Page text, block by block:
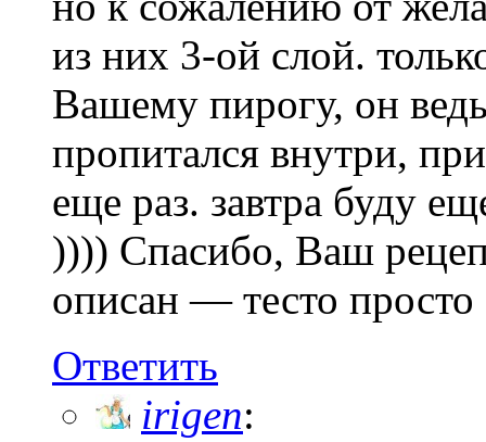
из них 3-ой слой.
Вашему пирогу, он
пропитался внутри,
еще раз. завтра буду
)))) Спасибо, Ваш
описан — тесто просто
Ответить
irigen: